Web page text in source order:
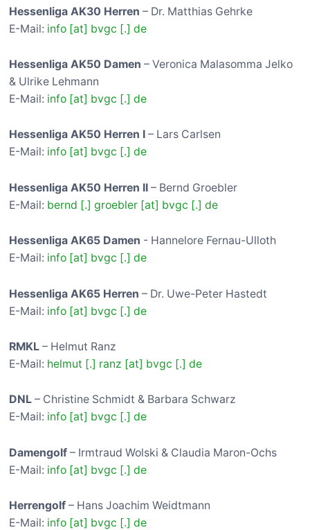
Hessenliga AK30 Herren – Dr. Matthias Gehrke
E-Mail: info [at] bvgc [.] de
Hessenliga AK50 Damen – Veronica Malasomma Jelko
& Ulrike Lehmann
E-Mail: info [at] bvgc [.] de
Hessenliga AK50 Herren I – Lars Carlsen
E-Mail: info [at] bvgc [.] de
Hessenliga AK50 Herren II – Bernd Groebler
E-Mail: bernd [.] groebler [at] bvgc [.] de
Hessenliga AK65 Damen - Hannelore Fernau-Ulloth
E-Mail: info [at] bvgc [.] de
Hessenliga AK65 Herren – Dr. Uwe-Peter Hastedt
E-Mail: info [at] bvgc [.] de
RMKL – Helmut Ranz
E-Mail: helmut [.] ranz [at] bvgc [.] de
DNL – Christine Schmidt & Barbara Schwarz
E-Mail: info [at] bvgc [.] de
Damengolf – Irmtraud Wolski & Claudia Maron-Ochs
E-Mail: info [at] bvgc [.] de
Herrengolf – Hans Joachim Weidtmann
E-Mail: info [at] bvgc [.] de